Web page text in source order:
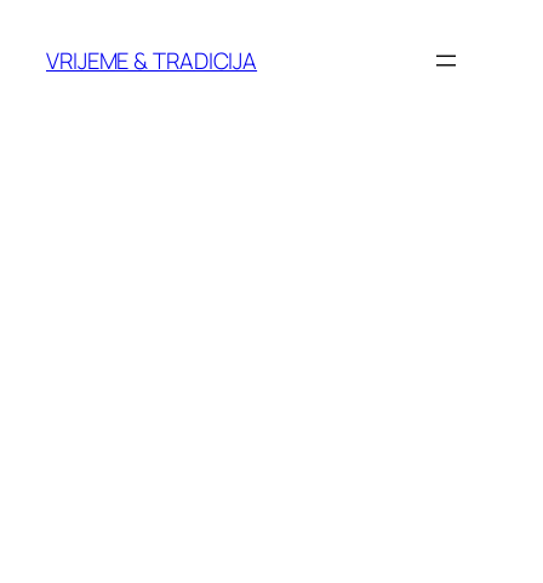
VRIJEME & TRADICIJA